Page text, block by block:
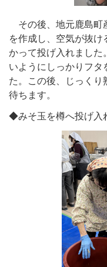
その後、地元鹿島町
を作成し、空気が抜け
かって投げ入れました
いようにしっかりフタ
た。この後、じっくり
待ちます。
◆みそ玉を樽へ投げ入